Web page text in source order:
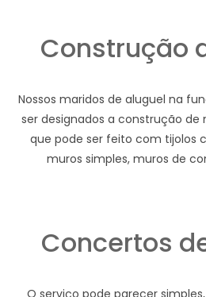
Construção
Nossos maridos de aluguel na
ser designados a construção de
que pode ser feito com tijolos
muros simples, muros de
Concertos